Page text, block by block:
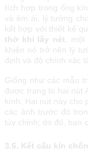
tích hợp trong ống
và êm ái, lý tưởng
kết hợp với thiết kế
thở khi lấy nét ,
khiến nó trở nên lý
định và độ chính xác
Giống như các mẫu
được trang bị hai nút
kính. Hai nút này cho
các ảnh trước đó
tùy chỉnh; do đó, bạn
3.6. Kết cấu kín